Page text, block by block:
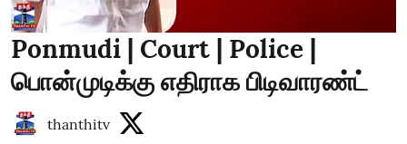
Ponmudi | Court | Police |
பொன்முடிக்கு எதிராக பிடிவாரண்ட்
thanthitv